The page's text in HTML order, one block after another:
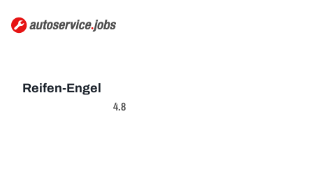
Reifen-Engel
4.8